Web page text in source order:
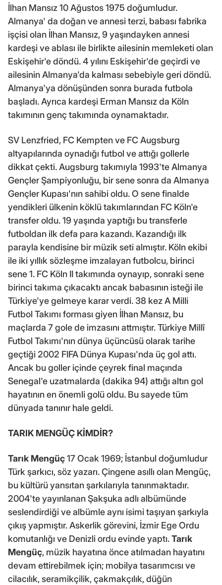
İlhan Mansız 10 Ağustos 1975 doğumludur.
Almanya' da doğan ve annesi terzi, babası fabrika
işçisi olan İlhan Mansız, 9 yaşındayken annesi
kardeşi ve ablası ile birlikte ailesinin memleketi olan
Eskişehir'e döndü. 4 yılını Eskişehir'de geçirdi ve
ailesinin Almanya'da kalması sebebiyle geri döndü.
Almanya'ya dönüşünden sonra burada futbola
başladı. Ayrıca kardeşi Erman Mansız da Köln
takımının genç takımında oynamaktadır.
SV Lenzfried, FC Kempten ve FC Augsburg
altyapılarında oynadığı futbol ve attığı gollerle
dikkat çekti. Augsburg takımıyla 1993'te Almanya
Gençler Şampiyonluğu, bir sene sonra da Almanya
Gençler Kupası'nın sahibi oldu. O sene finalde
yendikleri ülkenin köklü takımlarından FC Köln'e
transfer oldu. 19 yaşında yaptığı bu transferle
futboldan ilk defa para kazandı. Kazandığı ilk
parayla kendisine bir müzik seti almıştır. Köln ekibi
ile iki yıllık sözleşme imzalayan futbolcu, birinci
sene 1. FC Köln II takımında oynayıp, sonraki sene
birinci takıma çıkacaktı ancak babasının isteği ile
Türkiye'ye gelmeye karar verdi. 38 kez A Milli
Futbol Takımı forması giyen İlhan Mansız, bu
maçlarda 7 gole de imzasını attmıştır. Türkiye Millî
Futbol Takımı'nın dünya üçüncüsü olarak tarihe
geçtiği 2002 FIFA Dünya Kupası'nda üç gol attı.
Ancak bu goller içinde çeyrek final maçında
Senegal'e uzatmalarda (dakika 94) attığı altın gol
hayatının en önemli golü oldu. Bu sayede tüm
dünyada tanınır hale geldi.
TARIK MENGÜÇ KİMDİR?
Tarık Mengüç17 Ocak 1969; İstanbul doğumludur
Türk şarkıcı, söz yazarı. Çingene asıllı olan Mengüç,
bu kültürü yansıtan şarkılarıyla tanınmaktadır.
2004'te yayınlanan Şakşuka adlı albümünde
seslendirdiği ve albümle aynı isimi taşıyan şarkıyla
çıkış yapmıştır. Askerlik görevini, İzmir Ege Ordu
komutanlığı ve Denizli ordu evinde yaptı.Tarık
Mengüç, müzik hayatına önce atılmadan hayatını
devam ettirebilmek için; mobilya tasarımcısı ve
cilacılık, seramikçilik, çakmakçılık, düğün